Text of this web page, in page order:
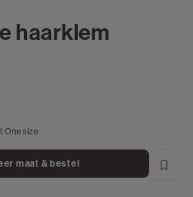
haarklem
One size
maat & bestel